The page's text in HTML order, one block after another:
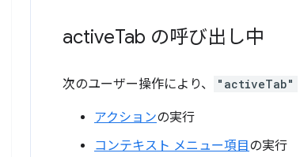
activeTab の呼び出し中
次のユーザー操作により、 "activeTab"
アクションの実行
コンテキスト メニュー項目 の実行